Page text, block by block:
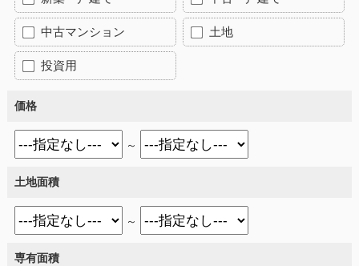
中古マンション 土地
投資用
価格
～
土地面積
～
専有面積